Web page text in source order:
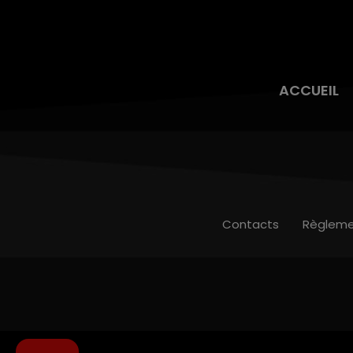
ACCUEIL
Contacts